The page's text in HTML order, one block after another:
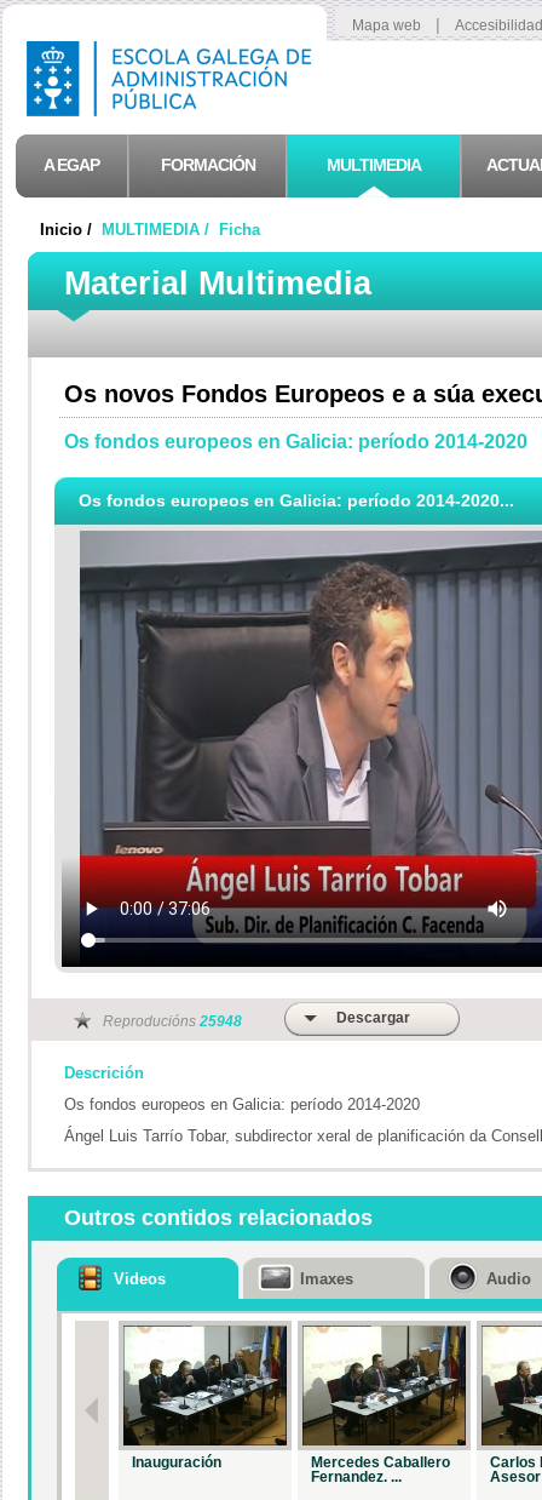
Mapa web |
A EGAP FORMACIÓN MULTIMEDIA
Inicio / MULTIMEDIA / Ficha
Material Multimedia
Os novos Fondos Europeos e a súa
Os fondos europeos en Galicia: período 2014-2020
Os fondos europeos en Galicia: período 2014-2020...
Reproducións 25948 Descargar
Descrición
Os fondos europeos en Galicia: período 2014-2020
Ángel Luis Tarrío Tobar, subdirector xeral de planificación da
Outros contidos relacionados
Videos
Inauguración
Mercedes Caballero
Fernandez. ...
Carlos
Asesor
Imaxes Audio